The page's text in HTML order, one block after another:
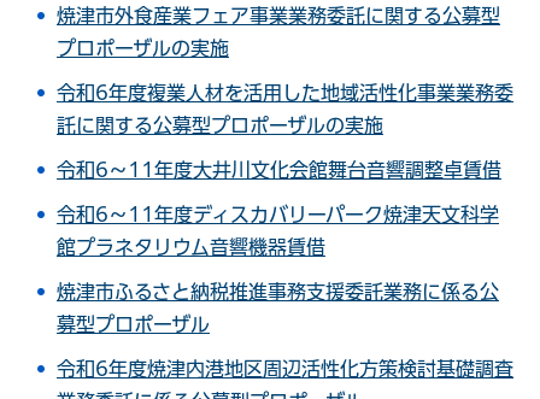
焼津市外食産業フェア事業業務委託に関する公募型
プロポーザルの実施
令和6年度複業人材を活用した地域活性化事業業務委
託に関する公募型プロポーザルの実施
令和6～11年度大井川文化会館舞台音響調整卓賃借
令和6～11年度ディスカバリーパーク焼津天文科学
館プラネタリウム音響機器賃借
焼津市ふるさと納税推進事務支援委託業務に係る公
募型プロポーザル
令和6年度焼津内港地区周辺活性化方策検討基礎調査